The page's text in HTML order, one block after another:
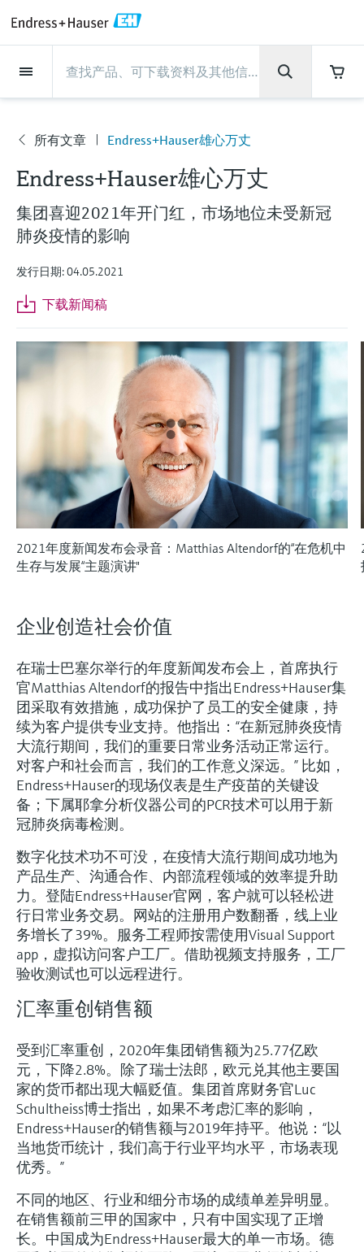
现场仪表
流量
物位测量
液体分析
温度测量
压力测量
系统产品
光学分析
软件
产品工具
系统组件。
Applicator 选型和计算软件
通过应用参数查找、选择并配置产品
Device Viewer
查找产品具体信息和文档
备件查找工具
您可通过产品型号、订单代码或序列号，轻
松查找所需备件。
流量
电磁流量计
科里奥利质量流量计
超声波流量计
涡街流量计
热式质量流量计
Differential pressure flow
measurement
选购全部
物位测量
雷达物位测量
Vibronic point level detection
导波雷达物位测量
超声波物位测量
电容物位测量
静压液位测量
Conductive level measurement
Float switch level measurement
放射线物位测量
阻旋料位开关
伺服液位测量
Level measurement with pressure
选购全部
液体分析
pH电极和变送器
电导率传感器和变送器
浊度传感器和变送器
氯传感器和变送器
溶解氧传感器和变送器
实验室检测仪表和便携式pH计
全自动水质采样仪
TOC、COD和SAC分析仪
ORP电极和变送器
污泥界面传感器和变送器
营养盐分析仪和传感器
微波传输测量原理
Memosens数字技术
选购全部
温度测量
温度变送器
工业温度计
保护套管
高温型温度计
卫生型温度计
紧凑型温度计
温度开关
线缆式温度计
多点温度计
选购全部
压力测量
绝压和表压测量
差压测量
选购全部
系统产品
数据管理仪&数据记录仪
过程测控仪
电源和安全栅
WirelessHART解决方案
网关和调制解调器
设备配置用平板电脑
能量管理仪和应用管理仪
选购全部
光学分析
TDLAS和QF分析仪
拉曼光谱分析仪
排放监测解决方案
颗粒测量设备
数字分析仪解决方案
过程气体分析仪
空气质量测量装置
视距测量仪
超高探测器
选购全部
Netilion IIoT
Netilion Value
Netilion Health
Netilion Analytics
Netilion Library
Netilion Inventory
Netilion Connect
Netilion Device Viewer
服务产品
Project and commissioning services
技术支持服务
仪表维护
仪表性能优化服务
View all
Project and commissioning
Industrial Project Management
Extended warranty
技术支持服务
远程技术支持
远程资产监控
Process Instrumentation Courses
仪表维护
验证服务
现场仪表校准服务
预防性维护服务
Repair of measuring instruments
仪表性能优化服务
校准报告分析
优化校准间隔时间
动态现场仪表评价和分析服务
行业应用
食品与饮料
水务和环境：保护 —— 节约 —— 提高
石油与天然气：促进能源转型，实
现净零目标
生命科学：创新技术助推卓越运营
化工：深化合作，助推可持续成功
电力与能源
采矿、矿物加工及冶金：打造可持
公用工程：可靠使用蒸汽
所有行业的关注焦点
数字化驱动流程工业转型升级
决策级过程透明度，赋能卓越运营
支持
快速获取服务支持！
位服务，与您相伴前行
下载区
搜索和下载技术手册, 宣传资料, 出版物, 软
学习
学习中心
学习中心 - 探索Endress+Hauser学习平台上
的指导课程与资源，随时随地提升技能。
根据需要，从培训、研讨会、展会、峰会或
在线研讨会等各种活动中灵活选择。
公司
Endress+Hauser集团
生产中心
集团实力
客户案例
新闻与案例
活动和培训
您的Endress+Hauser职业生涯
Endress+Hauser集团
公司概况
Endress+Hauser在中国
恩德斯豪斯科技中国
财务业绩
集团管理层
发展历程
文化与价值观
关联公司
生产中心
物位和压力测量
Endress+Hauser流量
Endress+Hauser 液体分析
温度+系统产品
Endress+Hauser 数字解决方案
Endress+Hauser 光学分析
Endress+Hauser SICK
Endress+Hauser Technology China
集团实力
过程安全性
网络安全性
过程自动化项目流程
My Endress+Hauser
建立电子采购流程，从容应对未来
需求
新闻与案例
新闻与案例总览
所有文章
新闻稿
事实速览
媒体活动
活动和培训
培训
研讨会
展览会
在线研讨会和回放
峰会
线下活动
查找市场活动及培训
您的Endress+Hauser职业生
在Endress+Hauser工作
德国耶拿分析仪器公司的工作机会
IST创新传感器技术公司的工作机
Job opportunities at
Endress+Hauser SICK
司
所有文章 Endress+Hauser雄心万丈
Endress+Hauser雄心万丈
集团喜迎2021年开门红，市场地位未受新冠
肺炎疫情的影响
发行日期: 04.05.2021
下载新闻稿
2021年度新闻发布会录音：Matthias Altendorf的“在危机中
生存与发展“主题演讲"
企业创造社会价值
在瑞士巴塞尔举行的年度新闻发布会上，首席执行
官Matthias Altendorf的报告中指出Endress+Hauser集
团采取有效措施，成功保护了员工的安全健康，持
续为客户提供专业支持。他指出：“在新冠肺炎疫情
大流行期间，我们的重要日常业务活动正常运行。
对客户和社会而言，我们的工作意义深远。” 比如，
Endress+Hauser的现场仪表是生产疫苗的关键设
备；下属耶拿分析仪器公司的PCR技术可以用于新
冠肺炎病毒检测。
数字化技术功不可没，在疫情大流行期间成功地为
产品生产、沟通合作、内部流程领域的效率提升助
力。登陆Endress+Hauser官网，客户就可以轻松进
行日常业务交易。网站的注册用户数翻番，线上业
务增长了39%。服务工程师按需使用Visual Support
app，虚拟访问客户工厂。借助视频支持服务，工厂
验收测试也可以远程进行。
汇率重创销售额
受到汇率重创，2020年集团销售额为25.77亿欧
元，下降2.8%。除了瑞士法郎，欧元兑其他主要国
家的货币都出现大幅贬值。集团首席财务官Luc
Schultheiss博士指出，如果不考虑汇率的影响，
Endress+Hauser的销售额与2019年持平。他说：“以
当地货币统计，我们高于行业平均水平，市场表现
优秀。”
不同的地区、行业和细分市场的成绩单差异明显。
在销售额前三甲的国家中，只有中国实现了正增
长。中国成为Endress+Hauser最大的单一市场。德